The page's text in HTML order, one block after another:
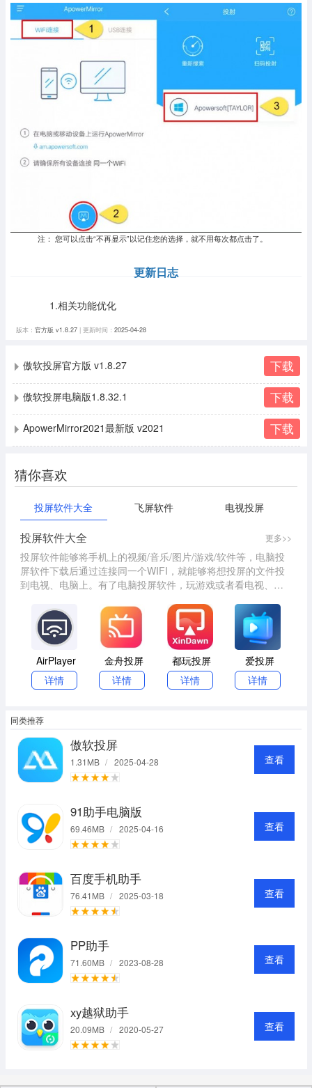
注： 您可以点击“不再显示”以记住您的选择，就不用每次都点击了。
更新日志
1.相关功能优化
版本： 官方版 v1.8.27| 更新时间： 2025-04-28
傲软投屏官方版 v1.8.27 下载
傲软投屏电脑版1.8.32.1 下载
ApowerMirror2021最新版 v2021 下载
猜你喜欢
投屏软件大全 飞屏软件 电视投屏
投屏软件大全 更多>>
投屏软件能够将手机上的视频/音乐/图片/游戏/软件等，电脑投
屏软件下载后通过连接同一个WIFI，就能够将想投屏的文件投
到电视、电脑上。有了电脑投屏软件，玩游戏或者看电视、看
几款好用的无线投屏神器，游戏录制、直播分享、商务办公等
投屏需求都可以满足你。
AirPlayer
详情
金舟投屏
详情
都玩投屏
详情
爱投屏
详情
同类推荐
傲软投屏
1.31MB / 2025-04-28 查看
91助手电脑版
69.46MB / 2025-04-16 查看
百度手机助手
76.41MB / 2025-03-18 查看
PP助手
71.60MB / 2023-08-28 查看
xy越狱助手
20.09MB / 2020-05-27 查看